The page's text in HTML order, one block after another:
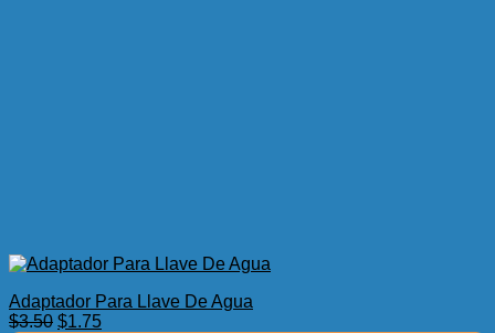
Adaptador Para Llave De Agua
$3.50 El
$1.75El